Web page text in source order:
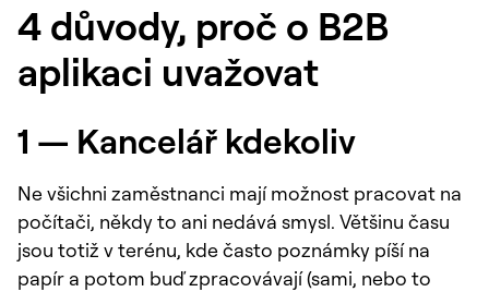
4 důvody, proč o B2B
aplikaci uvažovat
1 — Kancelář kdekoliv
Ne všichni zaměstnanci mají možnost pracovat na
počítači, někdy to ani nedává smysl. Většinu času
jsou totiž v terénu, kde často poznámky píší na
papír a potom buď zpracovávají (sami, nebo to